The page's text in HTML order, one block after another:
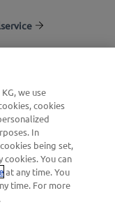
we use
cookies
In
being set,
You can
at any time. You
time. For more